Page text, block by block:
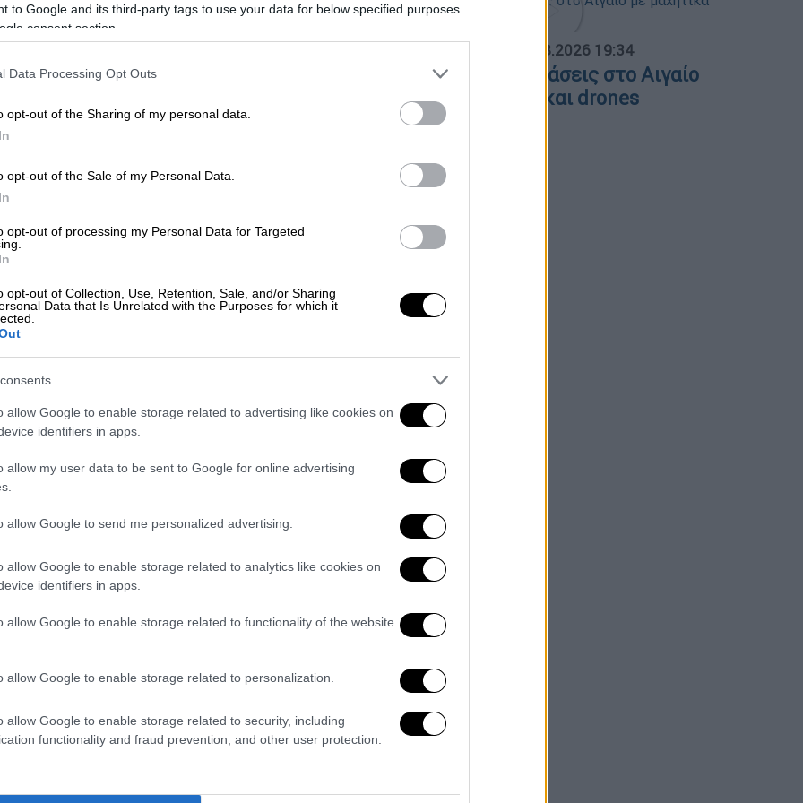
to Google and its third-party tags to use your data for below specified purposes
consent section.
Data Processing Opt Outs
opt-out of the Sharing of my personal data.
opt-out of the Sale of my Personal Data.
opt-out of processing my Personal Data for Targeted
opt-out of Collection, Use, Retention, Sale, and/or Sharing
Data that Is Unrelated with the Purposes for which it
allow Google to enable storage related to advertising like cookies on
identifiers in apps.
allow my user data to be sent to Google for online advertising
allow Google to send me personalized advertising.
allow Google to enable storage related to analytics like cookies on
identifiers in apps.
allow Google to enable storage related to functionality of the website
allow Google to enable storage related to personalization.
allow Google to enable storage related to security, including
functionality and fraud prevention, and other user protection.
Αποζημίωση 300.000 ευρώ καλείται
20χρονο, που όταν ήταν 11 χρονών
αριστερό μάτι από ελαττωματικό
Βασίλης Αϊβαλής: Την
Πατρέων ανακοίνωσε ο πρόεδρος
του Τεχνικού Επιμελητηρίου Δ.
της Ανεξάρτητης και Ακηδεμόνευτης
Δημοτικής Παράταξης
Πολιτική|02.06.2019 21:36
Δήμος Πατρέων: Ποιος βγαίνει
δήμαρχος
Ζωντανή μετάδοση των
Ελλάδα|24.03.2019 14:48
06.08.2026 19:34
Τουρκικές παραβιάσεις στο Αιγαίο
με μαχητικά F-16 και drones